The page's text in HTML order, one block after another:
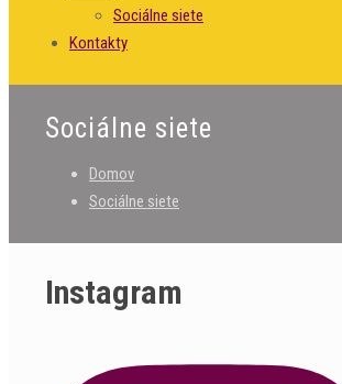
Sociálne siete
Kontakty
Sociálne siete
Domov
Sociálne siete
Instagram